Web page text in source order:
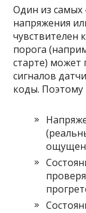
Один из самых
напряжения
чувствителен
порога
старте)
сигналов
коды. Поэтому